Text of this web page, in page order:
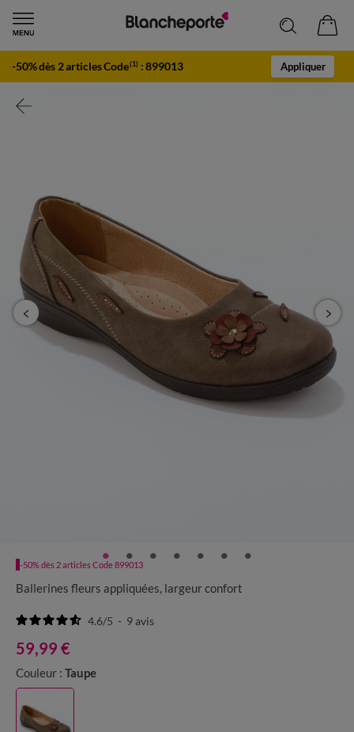
-50% dès 2 articles Code(1) :899013 Appliquer
-50% dès 2 articles Code 899013
Ballerines fleurs appliquées, largeur confort
4.6/5 - 9avis
59,99 €
Couleur : Taupe